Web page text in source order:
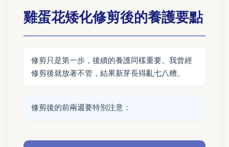
雞蛋花矮化修剪後的養護要點
修剪只是第一步，後續的養護同樣重要。我曾經
修剪後就放著不管，結果新芽長得亂七八糟。
修剪後的前兩週要特別注意：